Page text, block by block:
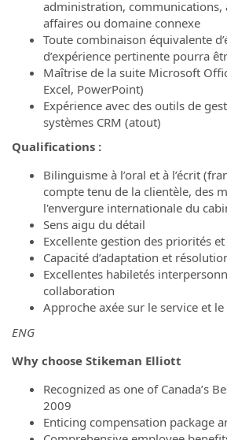
administration, communications,
affaires ou domaine connexe
Toute combinaison équivalente
d’expérience pertinente pourra
Maîtrise de la suite Microsoft
Excel, PowerPoint)
Expérience avec des outils de
systèmes CRM (atout)
Qualifications :
Bilinguisme à l’oral et à l’écrit
compte tenu de la clientèle, des
l'envergure internationale du
Sens aigu du détail
Excellente gestion des priorités
Capacité d’adaptation et
Excellentes habiletés
collaboration
Approche axée sur le service et
ENG
Why choose Stikeman Elliott
Recognized as one of Canada’s
2009
Enticing compensation package